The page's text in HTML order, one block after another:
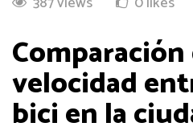
Comparación
velocidad
bici en la